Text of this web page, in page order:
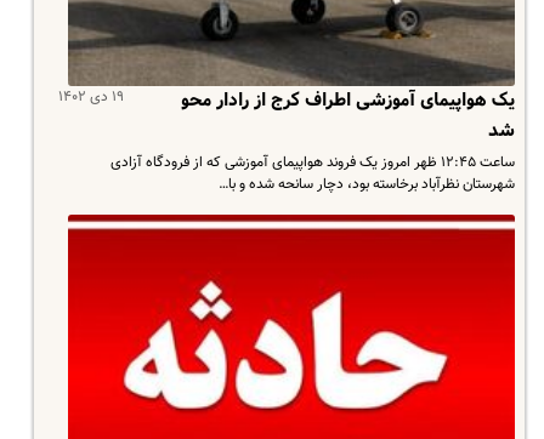
۱۹ دی ۱۴۰۲
یک هواپیمای آموزشی اطراف کرج از رادار محو
شد
ساعت ۱۲:۴۵ ظهر امروز یک فروند هواپیمای آموزشی که از فرودگاه آزادی
شهرستان نظرآباد برخاسته بود، دچار سانحه شده و با…